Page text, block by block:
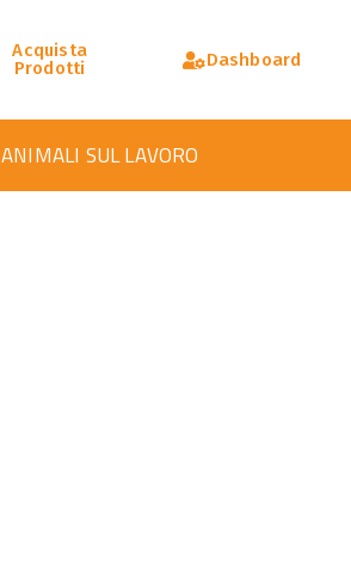
Acquista
Prodotti
Dashboard
ANIMALI SUL LAVORO